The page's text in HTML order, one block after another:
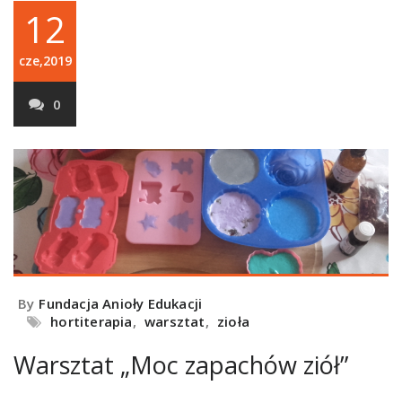
12
cze,2019
0
By Fundacja Anioły Edukacji
hortiterapia, warsztat, zioła
Warsztat „Moc zapachów ziół”